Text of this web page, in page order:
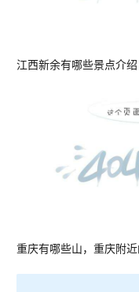
江西新余有哪些景点介绍
重庆有哪些山，重庆附